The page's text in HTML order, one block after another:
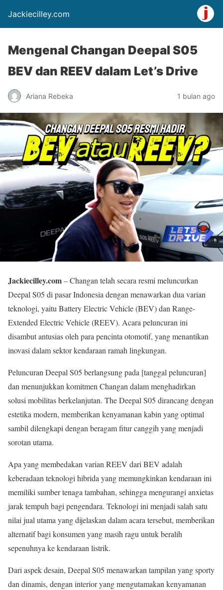
Jackiecilley.com
Mengenal Changan Deepal S05
BEV dan REEV dalam Let’s Drive
Ariana Rebeka 1 bulan ago
Jackiecilley.com– Changan telah secara resmi meluncurkan
Deepal S05 di pasar Indonesia dengan menawarkan dua varian
teknologi, yaitu Battery Electric Vehicle (BEV) dan Range-
Extended Electric Vehicle (REEV). Acara peluncuran ini
disambut antusias oleh para pencinta otomotif, yang menantikan
inovasi dalam sektor kendaraan ramah lingkungan.
Peluncuran Deepal S05 berlangsung pada [tanggal peluncuran]
dan menunjukkan komitmen Changan dalam menghadirkan
solusi mobilitas berkelanjutan. The Deepal S05 dirancang dengan
estetika modern, memberikan kenyamanan kabin yang optimal
sambil dilengkapi dengan beragam fitur canggih yang menjadi
sorotan utama.
Apa yang membedakan varian REEV dari BEV adalah
keberadaan teknologi hibrida yang memungkinkan kendaraan ini
memiliki sumber tenaga tambahan, sehingga mengurangi anxietas
jarak tempuh bagi pengendara. Teknologi ini menjadi salah satu
nilai jual utama yang dijelaskan dalam acara tersebut, memberikan
alternatif bagi konsumen yang masih ragu untuk beralih
sepenuhnya ke kendaraan listrik.
Dari aspek desain, Deepal S05 menawarkan tampilan yang sporty
dan dinamis, dengan interior yang mengutamakan kenyamanan